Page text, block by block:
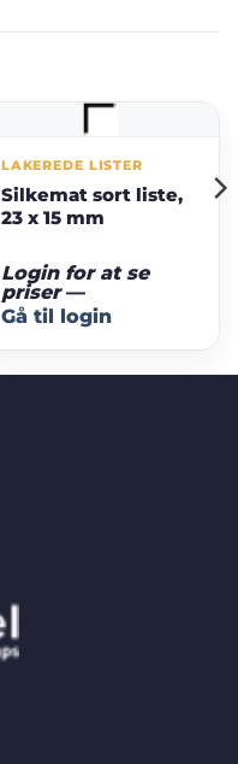
LAKEREDE LISTER
Silkemat sort liste,
23 x 15 mm
Login for at se
priser—
Gå til login